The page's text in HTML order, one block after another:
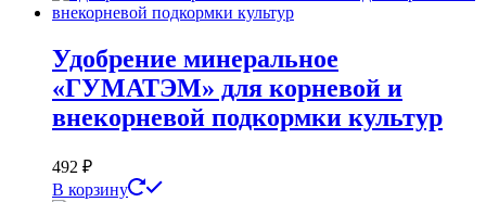
Удобрение минеральное
«ГУМАТЭМ» для корневой и
внекорневой подкормки культур
492 ₽
В корзину